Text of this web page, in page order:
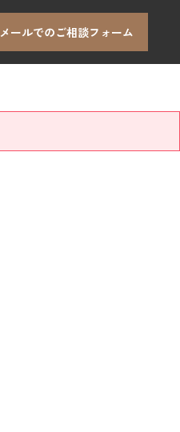
メールでのご相談フォーム